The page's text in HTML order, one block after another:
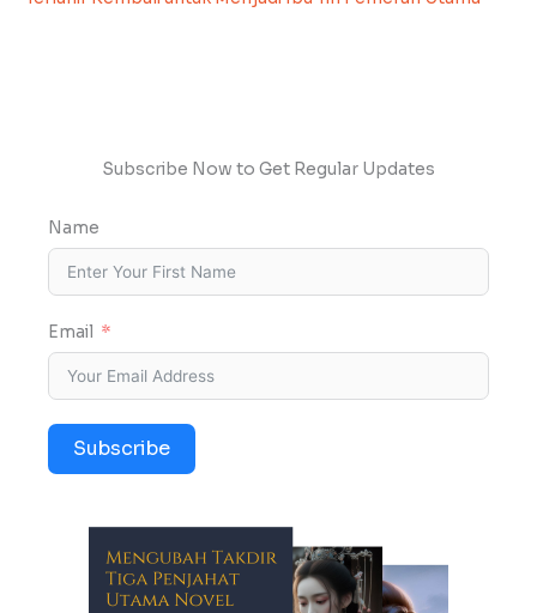
Subscribe Now to Get Regular Updates
Name
Email
Subscribe